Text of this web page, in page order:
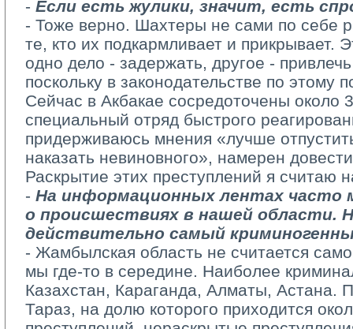
- Если есть жулики, значит, есть
- Тоже верно. Шахтеры не сами по себе
те, кто их подкармливает и прикрывает.
одно дело - задержать, другое -
поскольку в законодательстве по этому
Сейчас в Акбакае сосредоточены около
специальный отряд быстрого
придерживаюсь мнения «лучше
наказать невиновного», намерен
Раскрытие этих преступлений я считаю
- На информационных лентах часто
о происшествиях в нашей области.
действительно самый
- Жамбылская область не считается
мы где-то в середине. Наиболее
Казахстан, Караганда, Алматы, Астана.
Тараз, на долю которого приходится